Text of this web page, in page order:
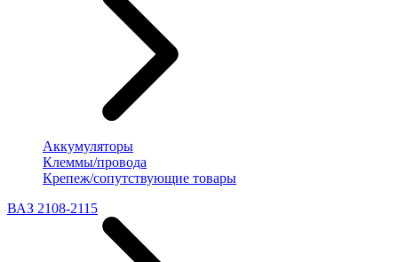
Аккумуляторы
Клеммы/провода
Крепеж/сопутствующие товары
ВАЗ 2108-2115